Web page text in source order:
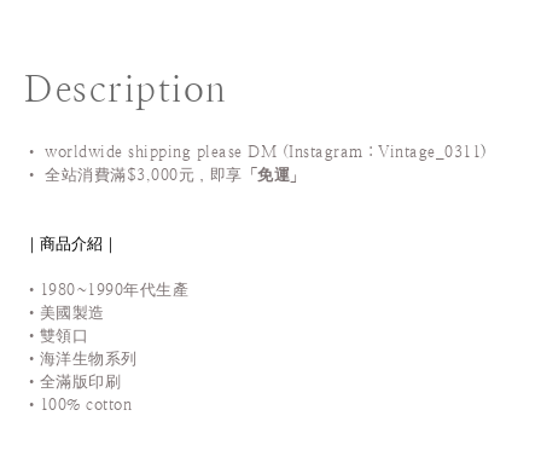
Description
• worldwide shipping please DM (Instagram：Vintage_0311)
• 全站消費滿$3,000元，即享「 免運 」
｜商品介紹｜
•1980~1990年代生產
•美國製造
•雙領口
•海洋生物系列
•全滿版印刷
•100% cotton